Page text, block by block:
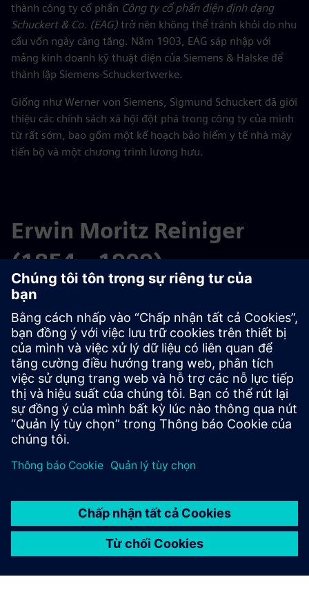
thành công ty cổ phần Công ty cổ phần điện định dạng
Schuckert & Co. (EAG) trở nên không thể tránh khỏi do nhu
cầu vốn ngày càng tăng. Năm 1903, EAG sáp nhập với
mảng kinh doanh kỹ thuật điện của Siemens & Halske để
thành lập Siemens-Schuckertwerke.
Giống như Werner von Siemens, Sigmund Schuckert đã giới
thiệu các chính sách xã hội đột phá trong công ty của mình
từ rất sớm, bao gồm một kế hoạch bảo hiểm y tế nhà máy
tiến bộ và một chương trình lương hưu.
Erwin Moritz Reiniger
(1854—1909)
Người sáng lập doanh nghiệp công nghệ y tế
Lịch sử công nghệ y tế tại Siemens bắt nguồn từ Erlangen,
nơi thợ cơ khí đại học Erwin Moritz Reiniger đã mở một
xưởng nhỏ cho các thiết bị cơ khí và điện chính xác vào
năm 1877.
Năm 1886, ông thành lập công tyMáy làm sạch, Gebbert &
Schall (RGS)với các nhà cung cấp cũ Max Julius Gebbert và
Karl Schall. RGS đã sản xuất thiết bị đo lường y tế cho đến
giữa những năm 1890 và sau đó - sau khi phát hiện ra tia X
Chuyển đổi thành một công ty cổ phần vào năm 1907, RGS
sau đó phát triển để trở thành một tập đoàn lớn. Năm
1925, Siemens & Halske mua lại phần lớn cổ phần trong
doanh nghiệp Erlangen. Bảy năm sau, các hoạt động kỹ
thuật y tế của Siemens & Halske được kết hợp với các hoạt